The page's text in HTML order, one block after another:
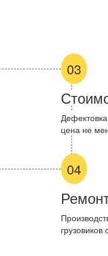
03
цена не
04
грузовиков